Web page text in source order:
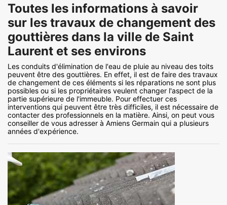
Toutes les informations à savoir
sur les travaux de changement des
gouttières dans la ville de Saint
Laurent et ses environs
Les conduits d'élimination de l'eau de pluie au niveau des toits
peuvent être des gouttières. En effet, il est de faire des travaux
de changement de ces éléments si les réparations ne sont plus
possibles ou si les propriétaires veulent changer l'aspect de la
partie supérieure de l'immeuble. Pour effectuer ces
interventions qui peuvent être très difficiles, il est nécessaire de
contacter des professionnels en la matière. Ainsi, on peut vous
conseiller de vous adresser à Amiens Germain qui a plusieurs
années d'expérience.